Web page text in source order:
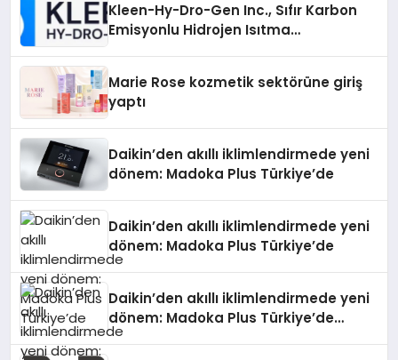
Kleen-Hy-Dro-Gen Inc., Sıfır Karbon
Emisyonlu Hidrojen Isıtma
Marie Rose kozmetik sektörüne giriş
yaptı
Daikin’den akıllı iklimlendirmede yeni
dönem: Madoka Plus Türkiye’de
Daikin’den akıllı iklimlendirmede yeni
dönem: Madoka Plus Türkiye’de
Daikin’den akıllı iklimlendirmede yeni
dönem: Madoka Plus Türkiye’de
Daikin’in kullanıcı dostu tasarımıyla